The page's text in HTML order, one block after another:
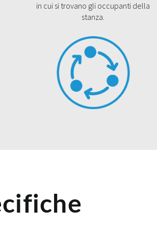
in cui si trovano gli occupanti della
stanza.